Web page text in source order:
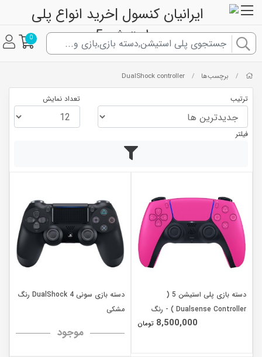
0
/ برچسب‌ها /
DualShock controller
ترتیب تعداد نمایش
فیلتر
دسته بازی پلی استیشن 5 (
Dualsense Controller ) - رنگ
8,500,000 تومان
دسته بازی سونی DualShock 4 رنگ
مشکی
موجود